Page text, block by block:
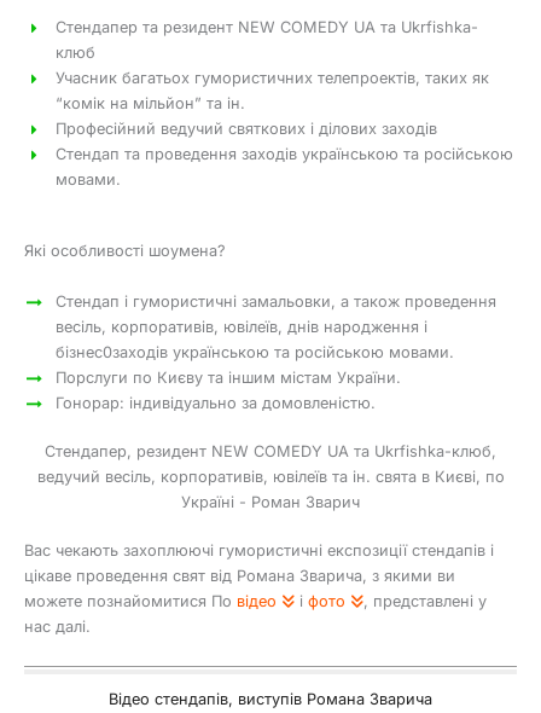
Стендапер та резидент NEW COMEDY UA та Ukrfishka-
клюб
Учасник багатьох гумористичних телепроектів, таких як
“комік на мільйон” та ін.
Професійний ведучий святкових і ділових заходів
Стендап та проведення заходів українською та російською
мовами.
Які особливості шоумена?
Стендап і гумористичні замальовки, а також проведення
весіль, корпоративів, ювілеїв, днів народження і
бізнес0заходів українською та російською мовами.
Порслуги по Києву та іншим містам України.
Гонорар: індивідуально за домовленістю.
Стендапер, резидент NEW COMEDY UA та Ukrfishka-клюб,
ведучий весіль, корпоративів, ювілеїв та ін. свята в Києві, по
Україні - Роман Зварич
Вас чекають захоплюючі гумористичні експозиції стендапів і
цікаве проведення свят від Романа Зварича, з якими ви
можете познайомитися По відео і фото
, представлені у
нас далі.
Відео стендапів, виступів Романа Зварича